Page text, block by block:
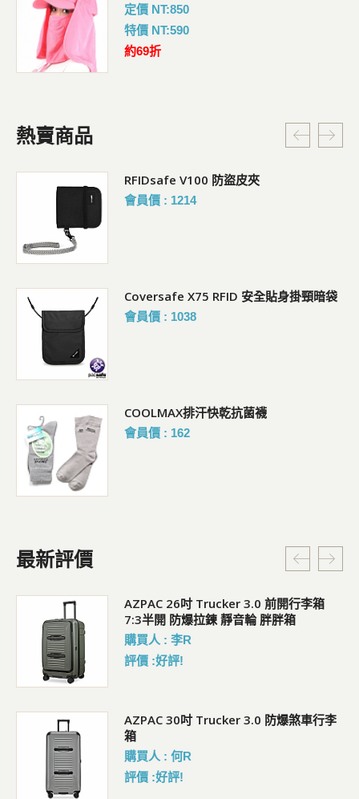
定價 NT:850
特價 NT:590
約69折
熱賣商品
RFIDsafe V100 防盜皮夾
會員價 : 1214
Coversafe X75 RFID 安全貼身掛頸暗袋
會員價 : 1038
COOLMAX排汗快乾抗菌襪
會員價 : 162
最新評價
AZPAC 26吋 Trucker 3.0 前開行李箱
7:3半開 防爆拉鍊 靜音輪 胖胖箱
購買人 : 李R
評價 :好評!
AZPAC 30吋 Trucker 3.0 防爆煞車行李
箱
購買人 : 何R
評價 :好評!